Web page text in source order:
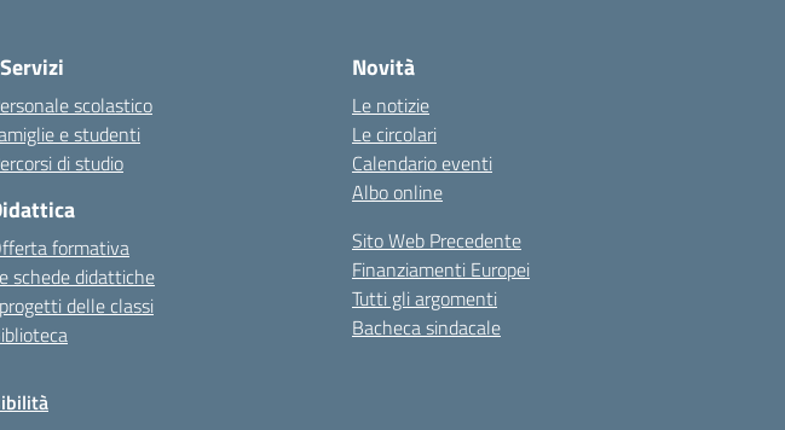
scolastico
e studenti
di studio
formativa
schede didattiche
delle classi
Novità
Le notizie
Le circolari
Calendario eventi
Albo online
Sito Web Precedente
Finanziamenti Europei
Tutti gli argomenti
Bacheca sindacale